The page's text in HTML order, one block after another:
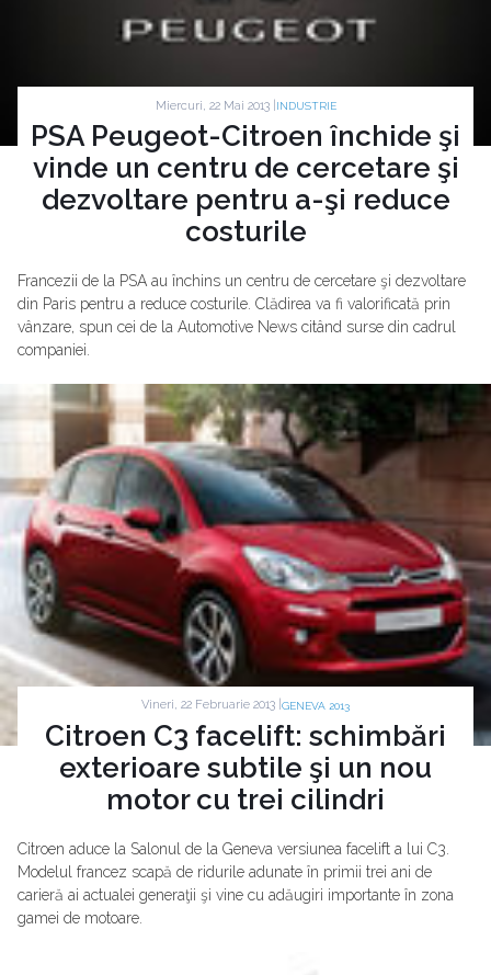
Miercuri, 22 Mai 2013 | INDUSTRIE
PSA Peugeot-Citroen închide şi
vinde un centru de cercetare şi
dezvoltare pentru a-şi reduce
costurile
Francezii de la PSA au închins un centru de cercetare şi dezvoltare
din Paris pentru a reduce costurile. Clădirea va fi valorificată prin
vânzare, spun cei de la Automotive News citând surse din cadrul
companiei.
Vineri, 22 Februarie 2013 | GENEVA 2013
Citroen C3 facelift: schimbări
exterioare subtile şi un nou
motor cu trei cilindri
Citroen aduce la Salonul de la Geneva versiunea facelift a lui C3.
Modelul francez scapă de ridurile adunate în primii trei ani de
carieră ai actualei generaţii şi vine cu adăugiri importante în zona
gamei de motoare.